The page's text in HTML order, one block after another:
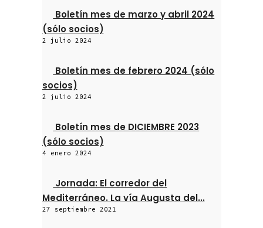
Boletín mes de marzo y abril 2024
(sólo socios)
2 julio 2024
Boletín mes de febrero 2024 (sólo
socios)
2 julio 2024
Boletín mes de DICIEMBRE 2023
(sólo socios)
4 enero 2024
Jornada: El corredor del
Mediterráneo. La vía Augusta del...
27 septiembre 2021